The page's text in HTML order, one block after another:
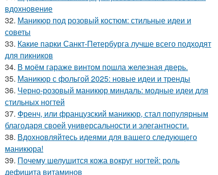
вдохновение
32. Маникюр под розовый костюм: стильные идеи и
советы
33. Какие парки Санкт-Петербурга лучше всего подходят
для пикников
34. В моём гараже винтом пошла железная дверь.
35. Маникюр с фольгой 2025: новые идеи и тренды
36. Черно-розовый маникюр миндаль: модные идеи для
стильных ногтей
37. Френч, или французский маникюр, стал популярным
благодаря своей универсальности и элегантности.
38. Вдохновляйтесь идеями для вашего следующего
маникюра!
39. Почему шелушится кожа вокруг ногтей: роль
дефицита витаминов